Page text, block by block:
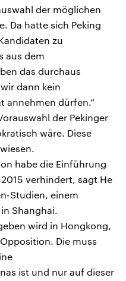
der möglichen
Da hatte sich Peking
zu
aus dem
das durchaus
dann kein
annehmen dürfen.“
der Pekinger
wäre. Diese
habe die Einführung
verhindert, sagt He
Studien, einem
Shanghai.
wird in Hongkong,
Die muss
ist und nur auf dieser